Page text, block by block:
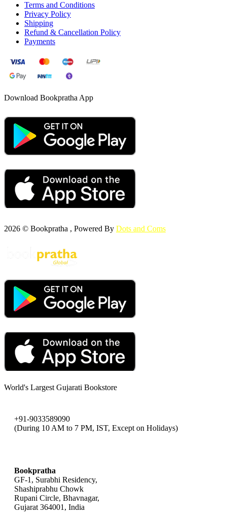
Terms and Conditions
Privacy Policy
Shipping
Refund & Cancellation Policy
Payments
Download Bookpratha App
2026 © Bookpratha , Powered By Dots and Coms
World's Largest Gujarati Bookstore
+91-9033589090
(During 10 AM to 7 PM, IST, Except on Holidays)
Bookpratha
GF-1, Surabhi Residency,
Shashiprabhu Chowk
Rupani Circle, Bhavnagar,
Gujarat 364001, India